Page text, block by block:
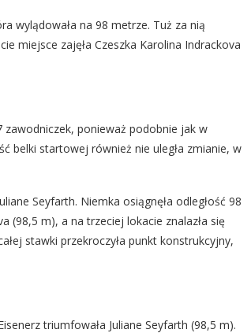
wylądowała na 98 metrze. Tuż za nią
miejsce zajęła Czeszka Karolina Indrackova
zawodniczek, ponieważ podobnie jak w
belki startowej również nie uległa zmianie, w
Seyfarth. Niemka osiągnęła odległość 98
(98,5 m), a na trzeciej lokacie znalazła się
stawki przekroczyła punkt konstrukcyjny,
triumfowała Juliane Seyfarth (98,5 m).